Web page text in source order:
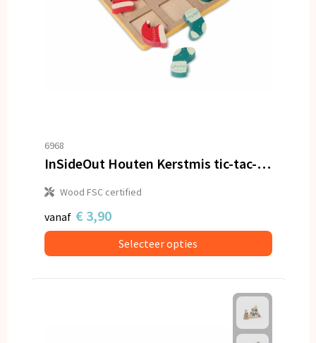
6968
InSideOut Houten Kerstmis tic-tac-toe
Wood FSC certified
vanaf € 3,90
Selecteer opties